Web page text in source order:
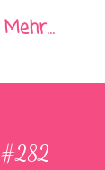
Mehr…
#282